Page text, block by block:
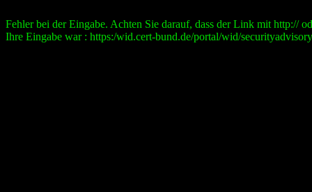
Fehler bei der Eingabe. Achten Sie darauf, dass der Link mit http://
Ihre Eingabe war : https:/wid.cert-bund.de/portal/wid/